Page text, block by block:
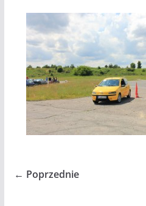
← Poprzednie